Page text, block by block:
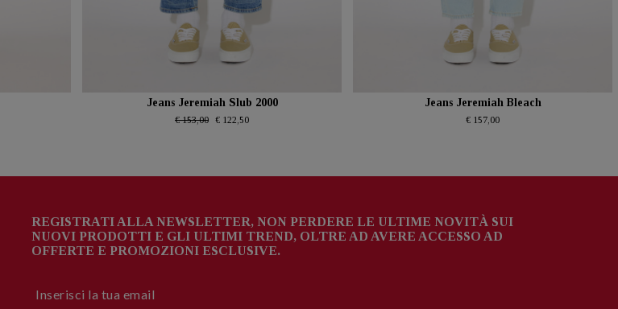
Jeans Jeremiah Slub 2000
€ 153,00 € 122,50
Jeans Jeremiah Bleach
€ 157,00
REGISTRATI ALLA NEWSLETTER, NON PERDERE LE ULTIME NOVITÀ SUI
NUOVI PRODOTTI E GLI ULTIMI TREND, OLTRE AD AVERE ACCESSO AD
OFFERTE E PROMOZIONI ESCLUSIVE.